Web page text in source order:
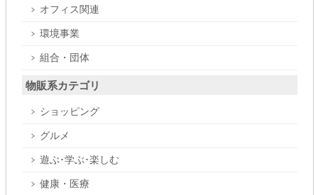
オフィス関連
環境事業
組合・団体
物販系カテゴリ
ショッピング
グルメ
遊ぶ･学ぶ･楽しむ
健康・医療